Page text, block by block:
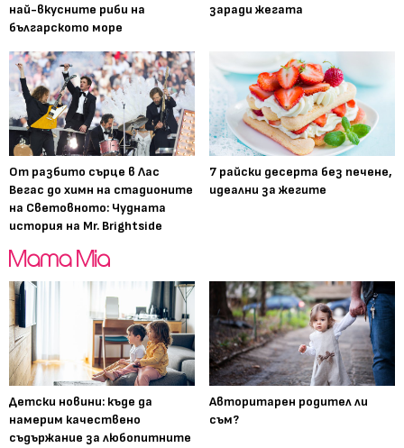
най-вкусните риби на
българското море
заради жегата
От разбито сърце в Лас
Вегас до химн на стадионите
на Световното: Чудната
история на Mr. Brightside
7 райски десерта без печене,
идеални за жегите
Детски новини: къде да
намерим качествено
съдържание за любопитните
Авторитарен родител ли
съм?